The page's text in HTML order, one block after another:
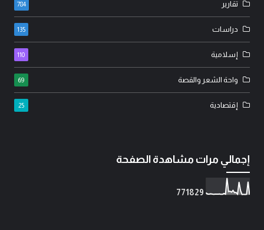
تقارير 784
دراسات 135
إسلامية 110
واحة الشعر والقصة 69
إقتصادية 25
إجمالي مرات مشاهدة الصفحة
771829